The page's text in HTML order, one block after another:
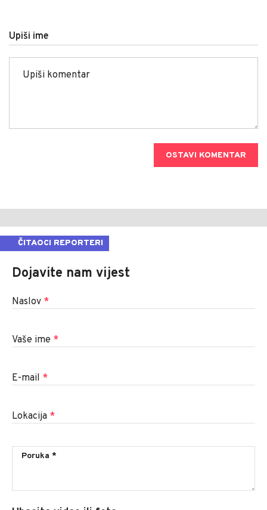
Upiši ime
OSTAVI KOMENTAR
ČITAOCI REPORTERI
Dojavite nam vijest
Naslov *
Vaše ime *
E-mail *
Lokacija *